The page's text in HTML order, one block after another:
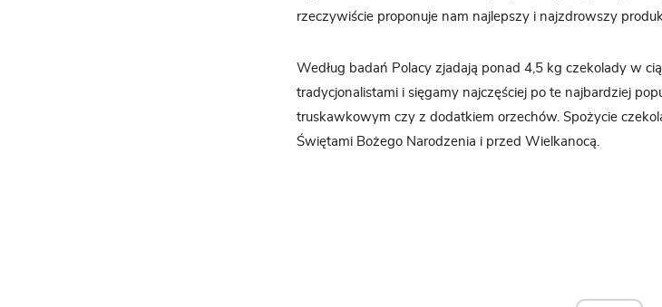
rzeczywiście proponuje nam najlepszy i najzdrowszy
Według badań Polacy zjadają ponad 4,5 kg czekolady w
tradycjonalistami i sięgamy najczęściej po te najbardziej
truskawkowym czy z dodatkiem orzechów. Spożycie
Świętami Bożego Narodzenia i przed Wielkanocą.